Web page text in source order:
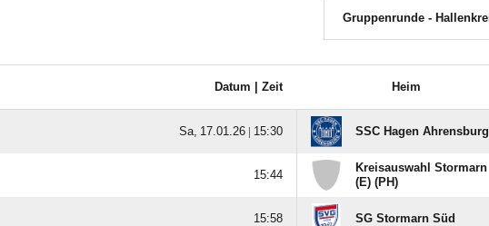
Datum | Zeit Heim
  |  SSC Hagen Ahrensburg

Kreisauswahl Stormarn
(E) (PH)
 SG Stormarn Süd